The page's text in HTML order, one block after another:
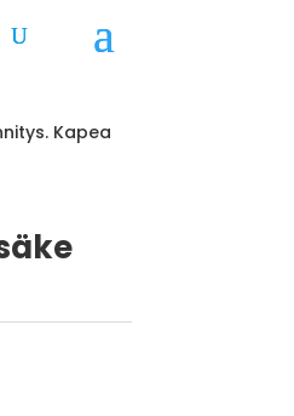
Kapea